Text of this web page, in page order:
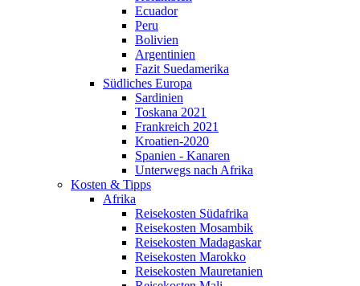
Ecuador
Peru
Bolivien
Argentinien
Fazit Suedamerika
Südliches Europa
Sardinien
Toskana 2021
Frankreich 2021
Kroatien-2020
Spanien - Kanaren
Unterwegs nach Afrika
Kosten & Tipps
Afrika
Reisekosten Südafrika
Reisekosten Mosambik
Reisekosten Madagaskar
Reisekosten Marokko
Reisekosten Mauretanien